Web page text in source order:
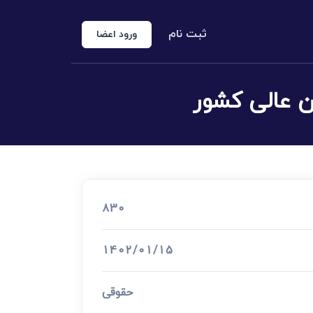
الخروجی
ثبت نام ورود اعضا
830
1402/01/15
حقوقی